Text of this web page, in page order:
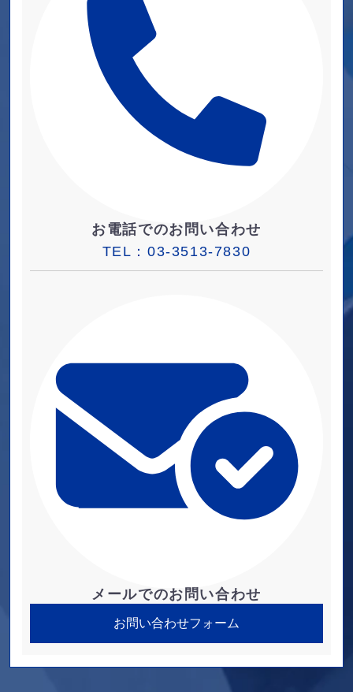
お電話でのお問い合わせ
TEL：03-3513-7830
メールでのお問い合わせ
お問い合わせフォーム